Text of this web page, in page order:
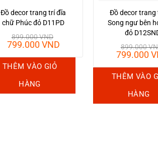
Đồ decor trang trí đĩa
chữ Phúc đỏ D11PD
899.000VND
Giá
là:
899.000 VND.
799.000VNDGiá
799.000 VND.
THÊM VÀO GIỎ
HÀNG
Đồ decor trang
Song ngư bên
đỏ
899.000
Giá
là:
899.000
799.000
THÊM VÀO
HÀNG